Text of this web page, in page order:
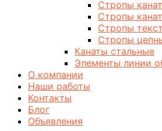
Стропы
Стропы
Стропы
Стропы
Канаты стальные
Элементы линии
О компании
Наши работы
Контакты
Блог
Объявления